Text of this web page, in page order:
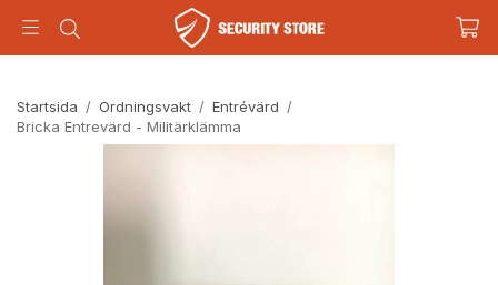
Startsida / Ordningsvakt / Entrévärd /
Bricka Entrevärd - Militärklämma